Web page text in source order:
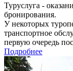
Туруслуга -
бронирования.
У некоторых
транспортное
первую очередь
Подробнее